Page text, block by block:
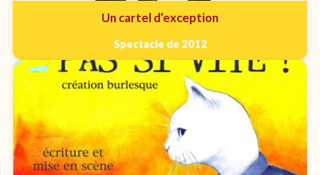
Un cartel d’exception
Spectacle de 2012